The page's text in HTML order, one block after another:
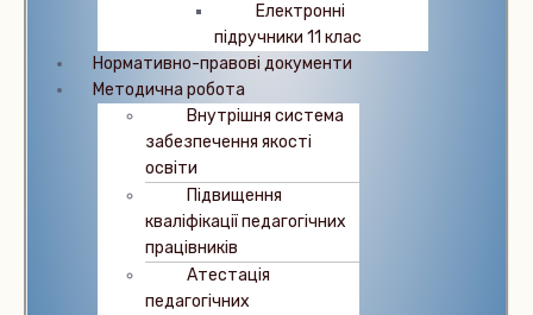
Електронні
підручники 11 клас
Нормативно-правові документи
Методична робота
Внутрішня система
забезпечення якості
освіти
Підвищення
кваліфікації педагогічних
працівників
Атестація
педагогічних